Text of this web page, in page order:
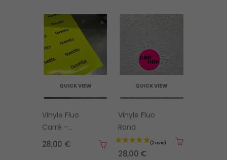
QUICK VIEW
Vinyle Fluo
Carré -
Rectangle
28,00 €
QUICK VIEW
Vinyle Fluo
Rond
28,00 €